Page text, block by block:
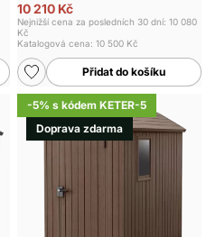
10 210 Kč
Nejnižší cena za posledních 30 dní: 10 080
Kč
Katalogová cena: 10 500 Kč
Přidat do košíku
-5% s kódem KETER-5
Doprava zdarma